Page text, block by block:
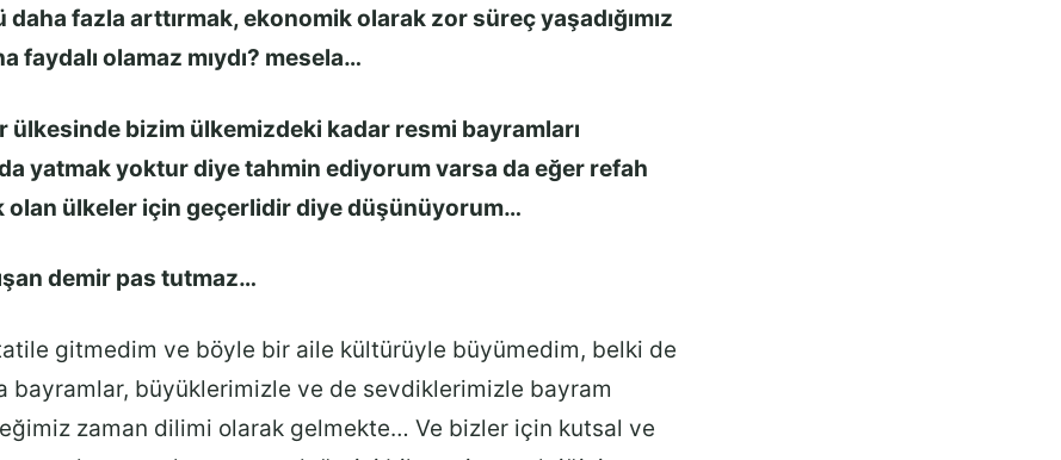
daha fazla arttırmak, ekonomik olarak zor süreç yaşadığımız
faydalı olamaz mıydı? mesela…
ülkesinde bizim ülkemizdeki kadar resmi bayramları
yatmak yoktur diye tahmin ediyorum varsa da eğer refah
olan ülkeler için geçerlidir diye düşünüyorum…
demir pas tutmaz…
gitmedim ve böyle bir aile kültürüyle büyümedim, belki de
bayramlar, büyüklerimizle ve de sevdiklerimizle bayram
zaman dilimi olarak gelmekte… Ve bizler için kutsal ve